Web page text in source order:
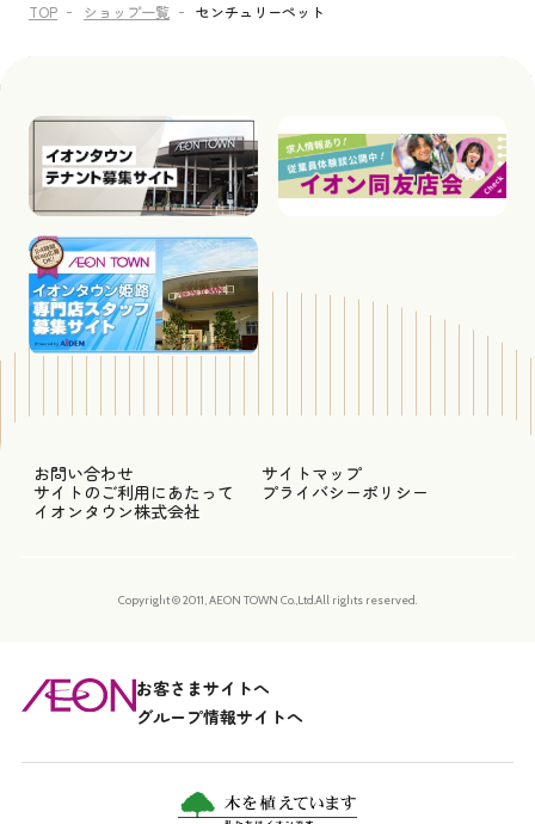
TOP ショップ一覧 センチュリーペット
お問い合わせ
サイトマップ
サイトのご利用にあたって
プライバシーポリシー
イオンタウン株式会社
Copyright © 2011, AEON TOWN Co.,Ltd.All rights reserved.
お客さまサイトへ
グループ情報サイトへ